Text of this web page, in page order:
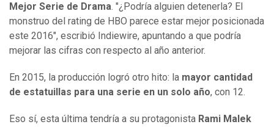
Mejor Serie de Drama. "¿Podría alguien detenerla? El
monstruo del rating de HBO parece estar mejor posicionada
este 2016", escribió Indiewire, apuntando a que podría
mejorar las cifras con respecto al año anterior.
En 2015, la producción logró otro hito: la mayor cantidad
de estatuillas para una serie en un solo año, con 12.
Eso sí, esta última tendría a su protagonista Rami Malek